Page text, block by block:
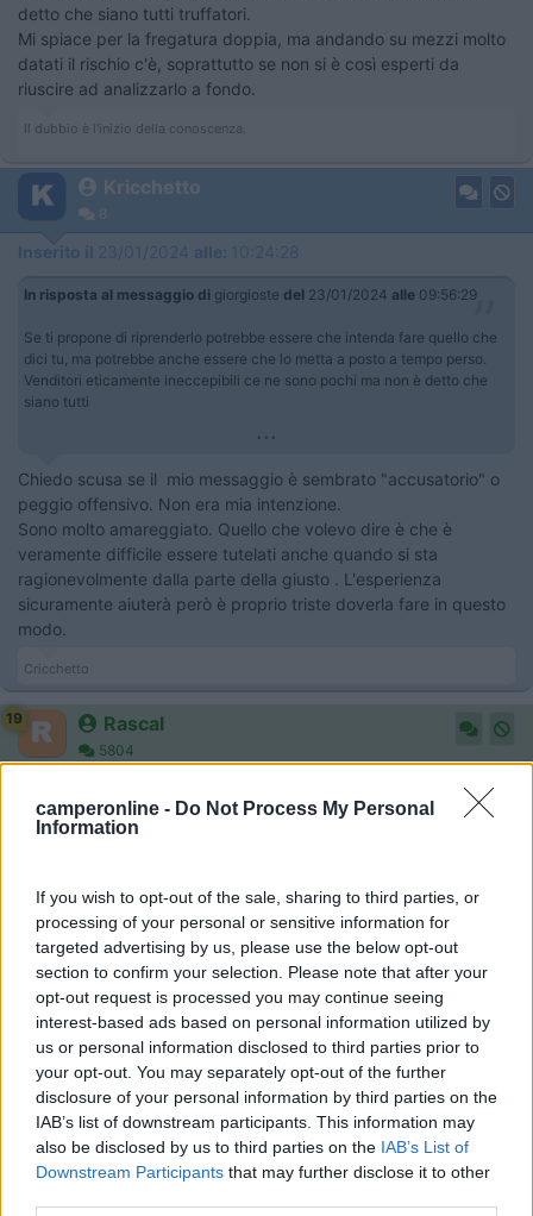
camperonline - Do Not Process My Personal
Information
If you wish to opt-out of the sale, sharing to third parties, or
processing of your personal or sensitive information for
targeted advertising by us, please use the below opt-out
section to confirm your selection. Please note that after your
opt-out request is processed you may continue seeing
interest-based ads based on personal information utilized by
us or personal information disclosed to third parties prior to
your opt-out. You may separately opt-out of the further
disclosure of your personal information by third parties on the
IAB’s list of downstream participants. This information may
also be disclosed by us to third parties on the IAB’s List of
Downstream Participants that may further disclose it to other
detto che siano tutti truffatori.
Mi spiace per la fregatura doppia, ma andando su mezzi molto
datati il rischio c'è, soprattutto se non si è così esperti da
riuscire ad analizzarlo a fondo.
Il dubbio è l'inizio della conoscenza.
Kricchetto
8
Inserito il 23/01/2024 alle: 10:24:28
In risposta al messaggio di giorgioste del 23/01/2024 alle 09:56:29
Se ti propone di riprenderlo potrebbe essere che intenda fare quello che
dici tu, ma potrebbe anche essere che lo metta a posto a tempo perso.
Venditori eticamente ineccepibili ce ne sono pochi ma non è detto che
siano tutti
...
Chiedo scusa se il mio messaggio è sembrato "accusatorio" o
peggio offensivo. Non era mia intenzione.
Sono molto amareggiato. Quello che volevo dire è che è
veramente difficile essere tutelati anche quando si sta
ragionevolmente dalla parte della giusto . L'esperienza
sicuramente aiuterà però è proprio triste doverla fare in questo
modo.
Cricchetto
19 Rascal
5804
Per quanto riguarda le riparazioni fatte dal " venditore " per
esperienza personale nutro sempre forti dubbi in quanto son
Pertanto se decidi ti tenerlo e non avere noie sul riparato o il
venditore ti concede di fare la riparazione presso un tuo
riparatore di fiducia o sotto la tua supervisione, oppure lascia
perdere ridai il mezzo e riprendi i soldi. Considera in oltre che
se non si conosce l'entità del danno ( sembra grave ) la spesa
per la riparazione a tuo carico puo essere anche alta e non
viene poi compensata dal valore del mezzo.
NB ottimo consiglio evita i mangia soldi degli avvocati
Modificato da Rascal il 23/01/2024 alle 10:34:09
Laikone
20539